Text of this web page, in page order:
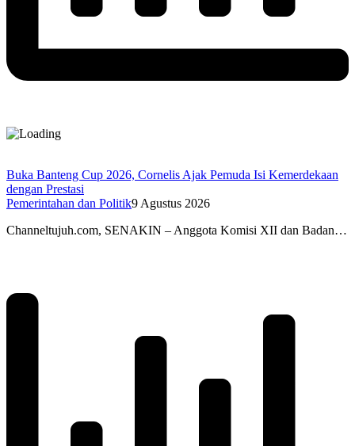
Buka Banteng Cup 2026, Cornelis Ajak Pemuda Isi Kemerdekaan
dengan Prestasi
Pemerintahan dan Politik9 Agustus 2026
Channeltujuh.com, SENAKIN – Anggota Komisi XII dan Badan…